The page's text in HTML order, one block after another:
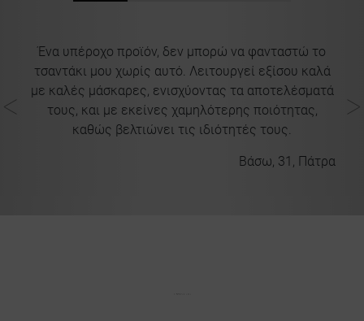
Ένα υπέροχο προϊόν, δεν μπορώ να φανταστώ το
τσαντάκι μου χωρίς αυτό. Λειτουργεί εξίσου καλά
με καλές μάσκαρες, ενισχύοντας τα αποτελέσματά
τους, και με εκείνες χαμηλότερης ποιότητας,
καθώς βελτιώνει τις ιδιότητές τους.
Βάσω, 31, Πάτρα